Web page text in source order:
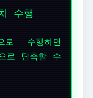
수행
로 수행하면
로 단축할 수